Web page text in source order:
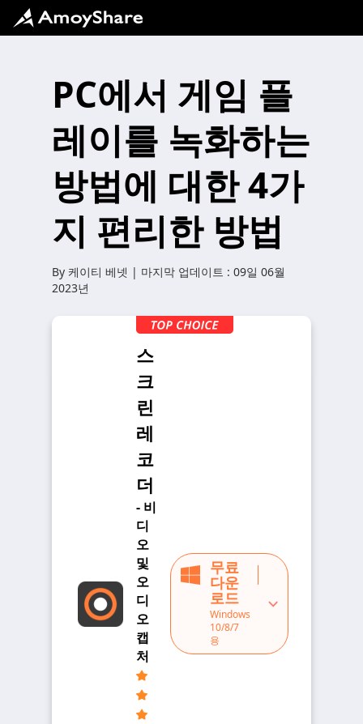
PC에서 게임 플
레이를 녹화하는
방법에 대한 4가
지 편리한 방법
By 케이티 베넷 | 마지막 업데이트 : 09일 06월
2023년
스
크
린
레
코
더
- 비
디
오
및
오
디
오
캡
처
무료
다운
로드
Windows
10/8/7
용